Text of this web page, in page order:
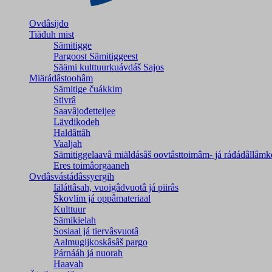
Ovdâsijđo
Tiäđuh mist
Sämitigge
Pargoost Sämitiggeest
Säämi kulttuurkuávdáš Sajos
Miärádâstoohâm
Sämitige čuákkim
Stivrâ
Saavâjođetteijee
Lävdikodeh
Haldâttâh
Vaaljah
Sämitiggelaavâ miäldásâš oovtâsttoimâm- já
Eres toimâorgaaneh
Ovdâsvástádâssyergih
Iäláttâsah, vuoigâdvuotâ já piirâs
Škovlim já oppâmateriaal
Kulttuur
Sämikielah
Sosiaal já tiervâsvuotâ
Aalmugijkoskâsâš pargo
Párnááh já nuorah
Haavah